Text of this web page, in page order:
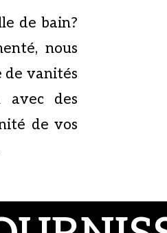
de bain?
nous
de vanités
avec des
de vos